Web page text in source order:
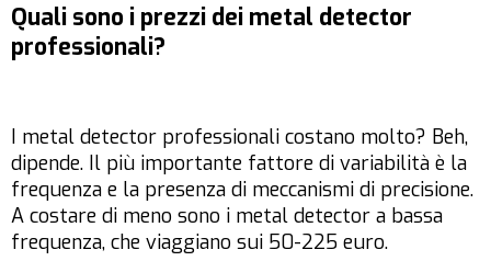
Quali sono i prezzi dei metal detector
professionali?
I metal detector professionali costano molto? Beh,
dipende. Il più importante fattore di variabilità è la
frequenza e la presenza di meccanismi di precisione.
A costare di meno sono i metal detector a bassa
frequenza, che viaggiano sui 50-225 euro.